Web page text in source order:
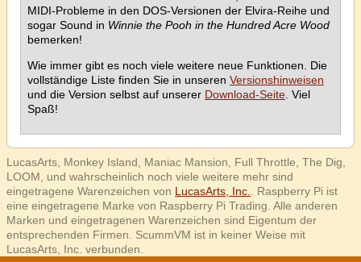
MIDI-Probleme in den DOS-Versionen der Elvira-Reihe und
sogar Sound in Winnie the Pooh in the Hundred Acre Wood
bemerken!
Wie immer gibt es noch viele weitere neue Funktionen. Die
vollständige Liste finden Sie in unseren Versionshinweisen
und die Version selbst auf unserer Download-Seite . Viel
Spaß!
LucasArts, Monkey Island, Maniac Mansion, Full Throttle, The Dig,
LOOM, und wahrscheinlich noch viele weitere mehr sind
eingetragene Warenzeichen von LucasArts, Inc.
. Raspberry Pi ist
eine eingetragene Marke von Raspberry Pi Trading. Alle anderen
Marken und eingetragenen Warenzeichen sind Eigentum der
entsprechenden Firmen. ScummVM ist in keiner Weise mit
LucasArts, Inc. verbunden.